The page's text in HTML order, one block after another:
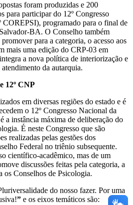
foram produzidas e 200
para participar do 12º Congresso
COREPSI), programado para o final de
BA. O Conselho também
para a categoria, o acesso aos
mais uma edição do CRP-03 em
a nova política de interiorização e
da autarquia.
12º CNP
em diversas regiões do estado e é
o 12º Congresso Nacional da
instância máxima de deliberação do
É neste Congresso que são
realizadas pelas gestões dos
Federal no triênio subsequente.
científico-acadêmico, mas de um
discussões feitas pela categoria, a
os Conselhos de Psicologia.
do nosso fazer. Por uma
” e os eixos temáticos são: